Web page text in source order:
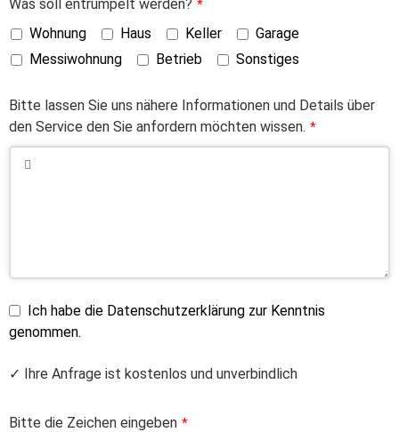
Was soll entrümpelt werden? *
Wohnung Haus Keller
Garage
Messiwohnung
Betrieb Sonstiges
Bitte lassen Sie uns nähere Informationen und Details über
den Service den Sie anfordern möchten wissen. *
Ich habe die Datenschutzerklärung zur Kenntnis
genommen.
✓ Ihre Anfrage ist kostenlos und unverbindlich
Bitte die Zeichen eingeben *